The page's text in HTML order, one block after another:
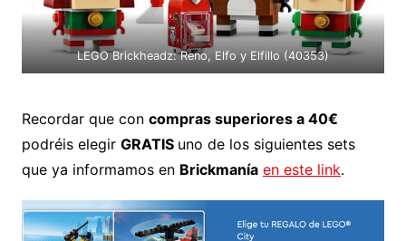
LEGO Brickheadz: Reno, Elfo y Elfillo (40353)
Recordar que con compras superiores a 40€
podréis elegir GRATIS uno de los siguientes sets
que ya informamos en Brickmanía en este link.